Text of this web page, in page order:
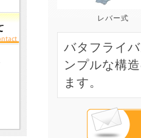
レバー式
バタフライ
ンプルな構
ます。